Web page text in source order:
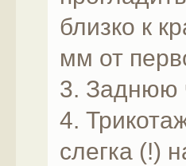
близко к
мм от
3. Заднюю
4.
слегка (!)